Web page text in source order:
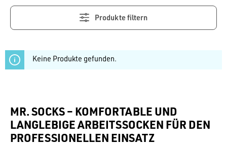
Produkte filtern
Keine Produkte gefunden.
MR. SOCKS – KOMFORTABLE UND
LANGLEBIGE ARBEITSSOCKEN FÜR DEN
PROFESSIONELLEN EINSATZ